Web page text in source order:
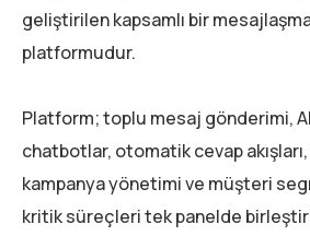
geliştirilen kapsamlı bir
platformudur.
Platform; toplu mesaj gönderimi,
chatbotlar, otomatik cevap
kampanya yönetimi ve müşteri
kritik süreçleri tek panelde